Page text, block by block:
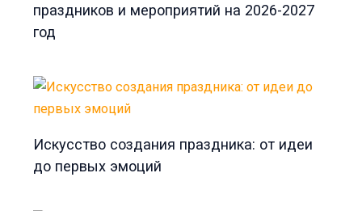
праздников и мероприятий на 2026-2027
год
Искусство создания праздника: от идеи
до первых эмоций